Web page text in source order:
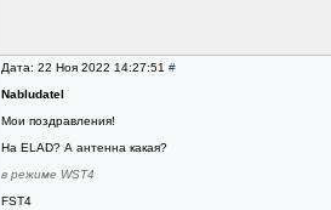
Дата: 22 Ноя 2022 14:27:51 #
Nabludatel
Мои поздравления!
На ELAD? А антенна какая?
в режиме WST4
FST4